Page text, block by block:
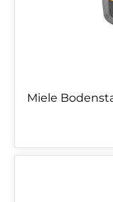
Miele